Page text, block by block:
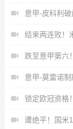
意甲-皮科利
意甲-莫雷诺